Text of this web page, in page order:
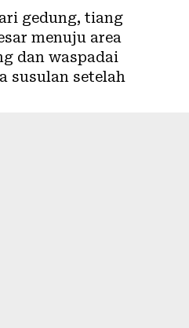
gedung, tiang
menuju area
dan waspadai
susulan setelah